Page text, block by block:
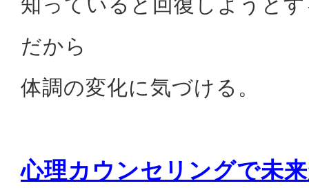
知っていると回復しようと
だから
体調の変化に気づける。
心理カウンセリングで未